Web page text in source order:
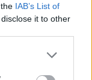
IAB’s List of
it to other
or more Google
You may click to
στο χιόνι -
ίδια περιοχή